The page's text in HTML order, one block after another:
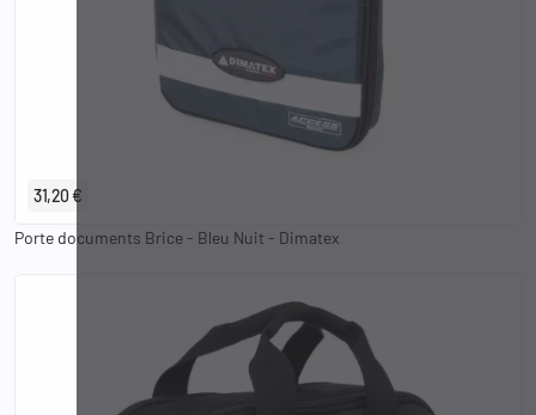
31,20 €
Porte documents Brice - Bleu Nuit - Dimatex